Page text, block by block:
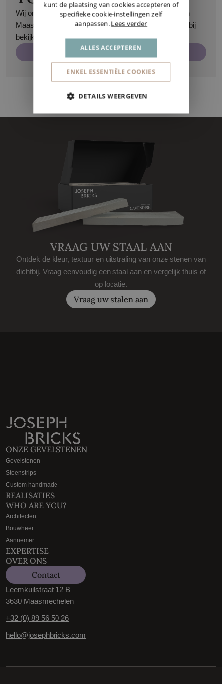
Wij ontvangen u graag op afspraak in onze toonzaal in
Maasmechelen. Zo kan u al onze producten van dichtbij
bekijken.
Maak een afspraak
VRAAG UW STAAL AAN
Ontdek de kleur, textuur en uitstraling van onze stenen van
dichtbij. Vraag eenvoudig een staal aan en vergelijk thuis of
op locatie.
Vraag uw stalen aan
ONZE GEVELSTENEN
Gevelstenen
Steenstrips
Custom handmade
REALISATIES
WHO ARE YOU?
Architecten
Bouwheer
Aannemer
EXPERTISE
OVER ONS
Contact
Leemkuilstraat 12 B
3630 Maasmechelen
+32 (0) 89 56 50 26
hello@josephbricks.com
kunt de plaatsing van cookies accepteren of
specifieke cookie-instellingen zelf
aanpassen. Lees verder
ALLES ACCEPTEREN
ENKEL ESSENTIËLE COOKIES
DETAILS WEERGEVEN